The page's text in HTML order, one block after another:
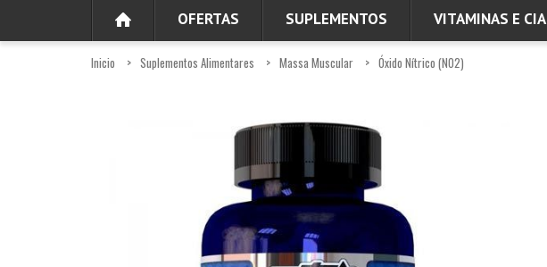
OFERTAS SUPLEMENTOS VITAMINAS E CIA
Inicio Suplementos Alimentares Massa Muscular Óxido Nítrico (NO2)